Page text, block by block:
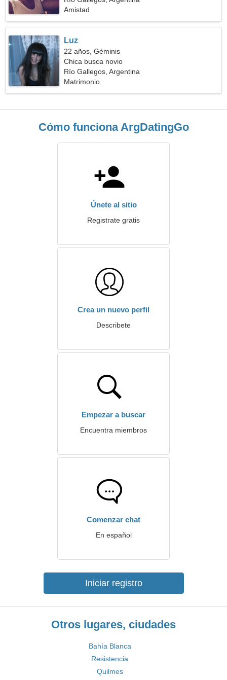
Amistad
Luz
22 años, Géminis
Chica busca novio
Río Gallegos, Argentina
Matrimonio
Cómo funciona ArgDatingGo
Únete al sitio
Registrate gratis
Crea un nuevo perfil
Describete
Empezar a buscar
Encuentra miembros
Comenzar chat
En español
Iniciar registro
Otros lugares, ciudades
Bahía Blanca
Resistencia
Quilmes